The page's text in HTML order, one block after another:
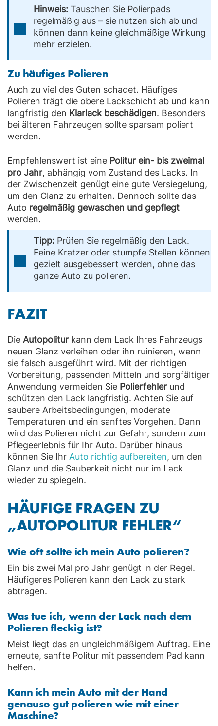
Hinweis: Tauschen Sie Polierpads
regelmäßig aus – sie nutzen sich ab und
können dann keine gleichmäßige Wirkung
mehr erzielen.
Zu häufiges Polieren
Auch zu viel des Guten schadet. Häufiges
Polieren trägt die obere Lackschicht ab und kann
langfristig den Klarlack beschädigen. Besonders
bei älteren Fahrzeugen sollte sparsam poliert
werden.
Empfehlenswert ist eine Politur ein- bis zweimal
pro Jahr, abhängig vom Zustand des Lacks. In
der Zwischenzeit genügt eine gute Versiegelung,
um den Glanz zu erhalten. Dennoch sollte das
Auto regelmäßig gewaschen und gepflegt
werden.
Tipp: Prüfen Sie regelmäßig den Lack.
Feine Kratzer oder stumpfe Stellen können
gezielt ausgebessert werden, ohne das
ganze Auto zu polieren.
FAZIT
Die Autopolitur kann dem Lack Ihres Fahrzeugs
neuen Glanz verleihen oder ihn ruinieren, wenn
sie falsch ausgeführt wird. Mit der richtigen
Vorbereitung, passenden Mitteln und sorgfältiger
Anwendung vermeiden Sie Polierfehler und
schützen den Lack langfristig. Achten Sie auf
saubere Arbeitsbedingungen, moderate
Temperaturen und ein sanftes Vorgehen. Dann
wird das Polieren nicht zur Gefahr, sondern zum
Pflegeerlebnis für Ihr Auto. Darüber hinaus
können Sie Ihr Auto richtig aufbereiten, um den
Glanz und die Sauberkeit nicht nur im Lack
wieder zu spiegeln.
HÄUFIGE FRAGEN ZU
„AUTOPOLITUR FEHLER“
Wie oft sollte ich mein Auto polieren?
Ein bis zwei Mal pro Jahr genügt in der Regel.
Häufigeres Polieren kann den Lack zu stark
abtragen.
Was tue ich, wenn der Lack nach dem
Polieren fleckig ist?
Meist liegt das an ungleichmäßigem Auftrag. Eine
erneute, sanfte Politur mit passendem Pad kann
helfen.
Kann ich mein Auto mit der Hand
genauso gut polieren wie mit einer
Maschine?